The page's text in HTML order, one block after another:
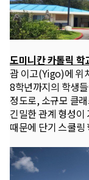
도미니칸 카톨릭 학
괌 이고(Yigo)에 위
8학년까지의 학생
정도로, 소규모 클
긴밀한 관계 형성
때문에 단기 스쿨링